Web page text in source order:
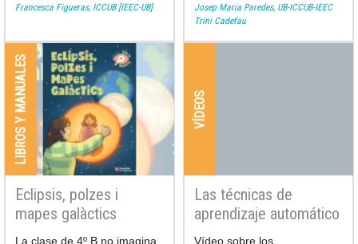
Francesca Figueras, ICCUB [IEEC-UB]
Josep Maria Paredes, UB-ICCUB-IEEC
Trini Cadefau
LIBROS Y MANUALES
Eclipsis, polzes i
mapes galàctics
La clase de 4º B no imagina
VÍDEOS
Las técnicas de
aprendizaje automático
revelan cientos de
Vídeo sobre los